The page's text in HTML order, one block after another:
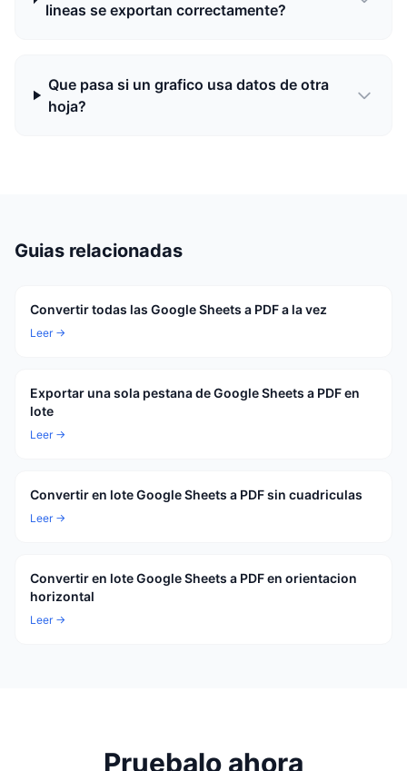
lineas se exportan correctamente?
Que pasa si un grafico usa datos de otra
hoja?
Guias relacionadas
Convertir todas las Google Sheets a PDF a la vez
Leer →
Exportar una sola pestana de Google Sheets a PDF en
lote
Leer →
Convertir en lote Google Sheets a PDF sin cuadriculas
Leer →
Convertir en lote Google Sheets a PDF en orientacion
horizontal
Leer →
Pruebalo ahora